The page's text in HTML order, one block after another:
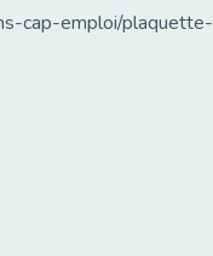
cap-emploi/plaquette-